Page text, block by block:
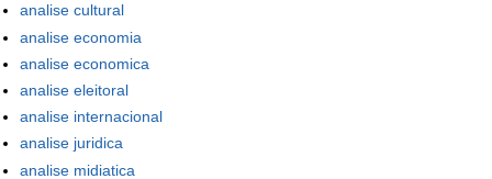
analise cultural
analise economia
analise economica
analise eleitoral
analise internacional
analise juridica
analise midiatica